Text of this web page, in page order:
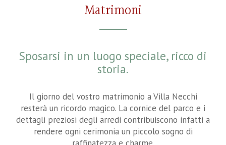
Matrimoni
Sposarsi in un luogo speciale, ricco di
storia.
Il giorno del vostro matrimonio a Villa Necchi
resterà un ricordo magico. La cornice del parco e i
dettagli preziosi degli arredi contribuiscono infatti a
rendere ogni cerimonia un piccolo sogno di